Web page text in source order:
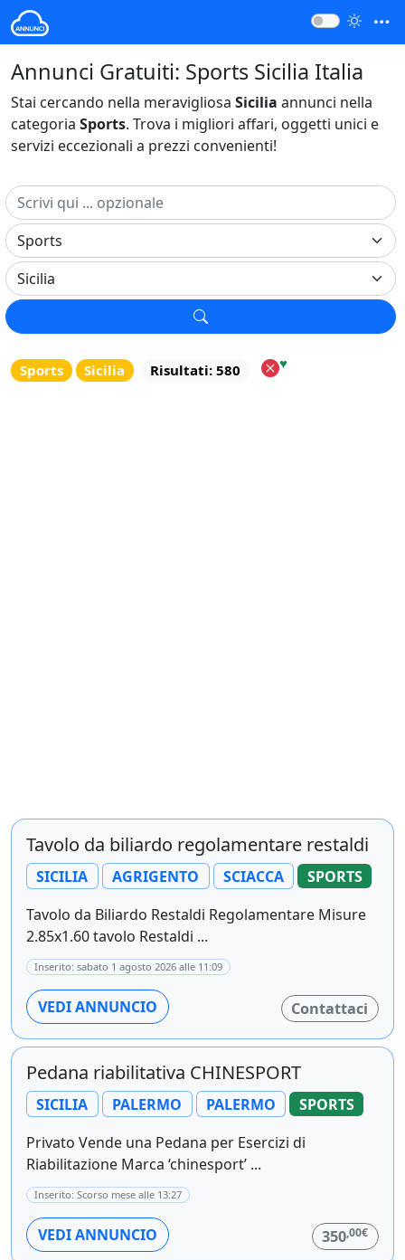
Annunci Gratuiti: Sports Sicilia Italia
Stai cercando nella meravigliosa Sicilia annunci nella
categoria Sports. Trova i migliori affari, oggetti unici e
servizi eccezionali a prezzi convenienti!
Sports Sicilia Risultati: 580 ♥
Tavolo da biliardo regolamentare restaldi
SICILIA AGRIGENTO SCIACCA
SPORTS
Tavolo da Biliardo Restaldi Regolamentare Misure
2.85x1.60 tavolo Restaldi ...
Inserito: sabato 1 agosto 2026 alle 11:09
VEDI ANNUNCIO Contattaci
Pedana riabilitativa CHINESPORT
SICILIA PALERMO PALERMO
SPORTS
Privato Vende una Pedana per Esercizi di
Riabilitazione Marca ‘chinesport’ ...
Inserito: Scorso mese alle 13:27
VEDI ANNUNCIO 350,00€